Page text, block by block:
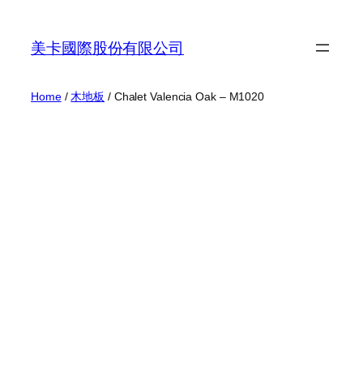
content
美卡國際股份有限公司
Home/ 木地板 / Chalet Valencia Oak – M1020